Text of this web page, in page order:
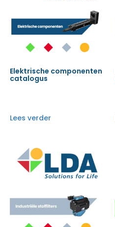
Elektrische componenten
catalogus
Lees verder